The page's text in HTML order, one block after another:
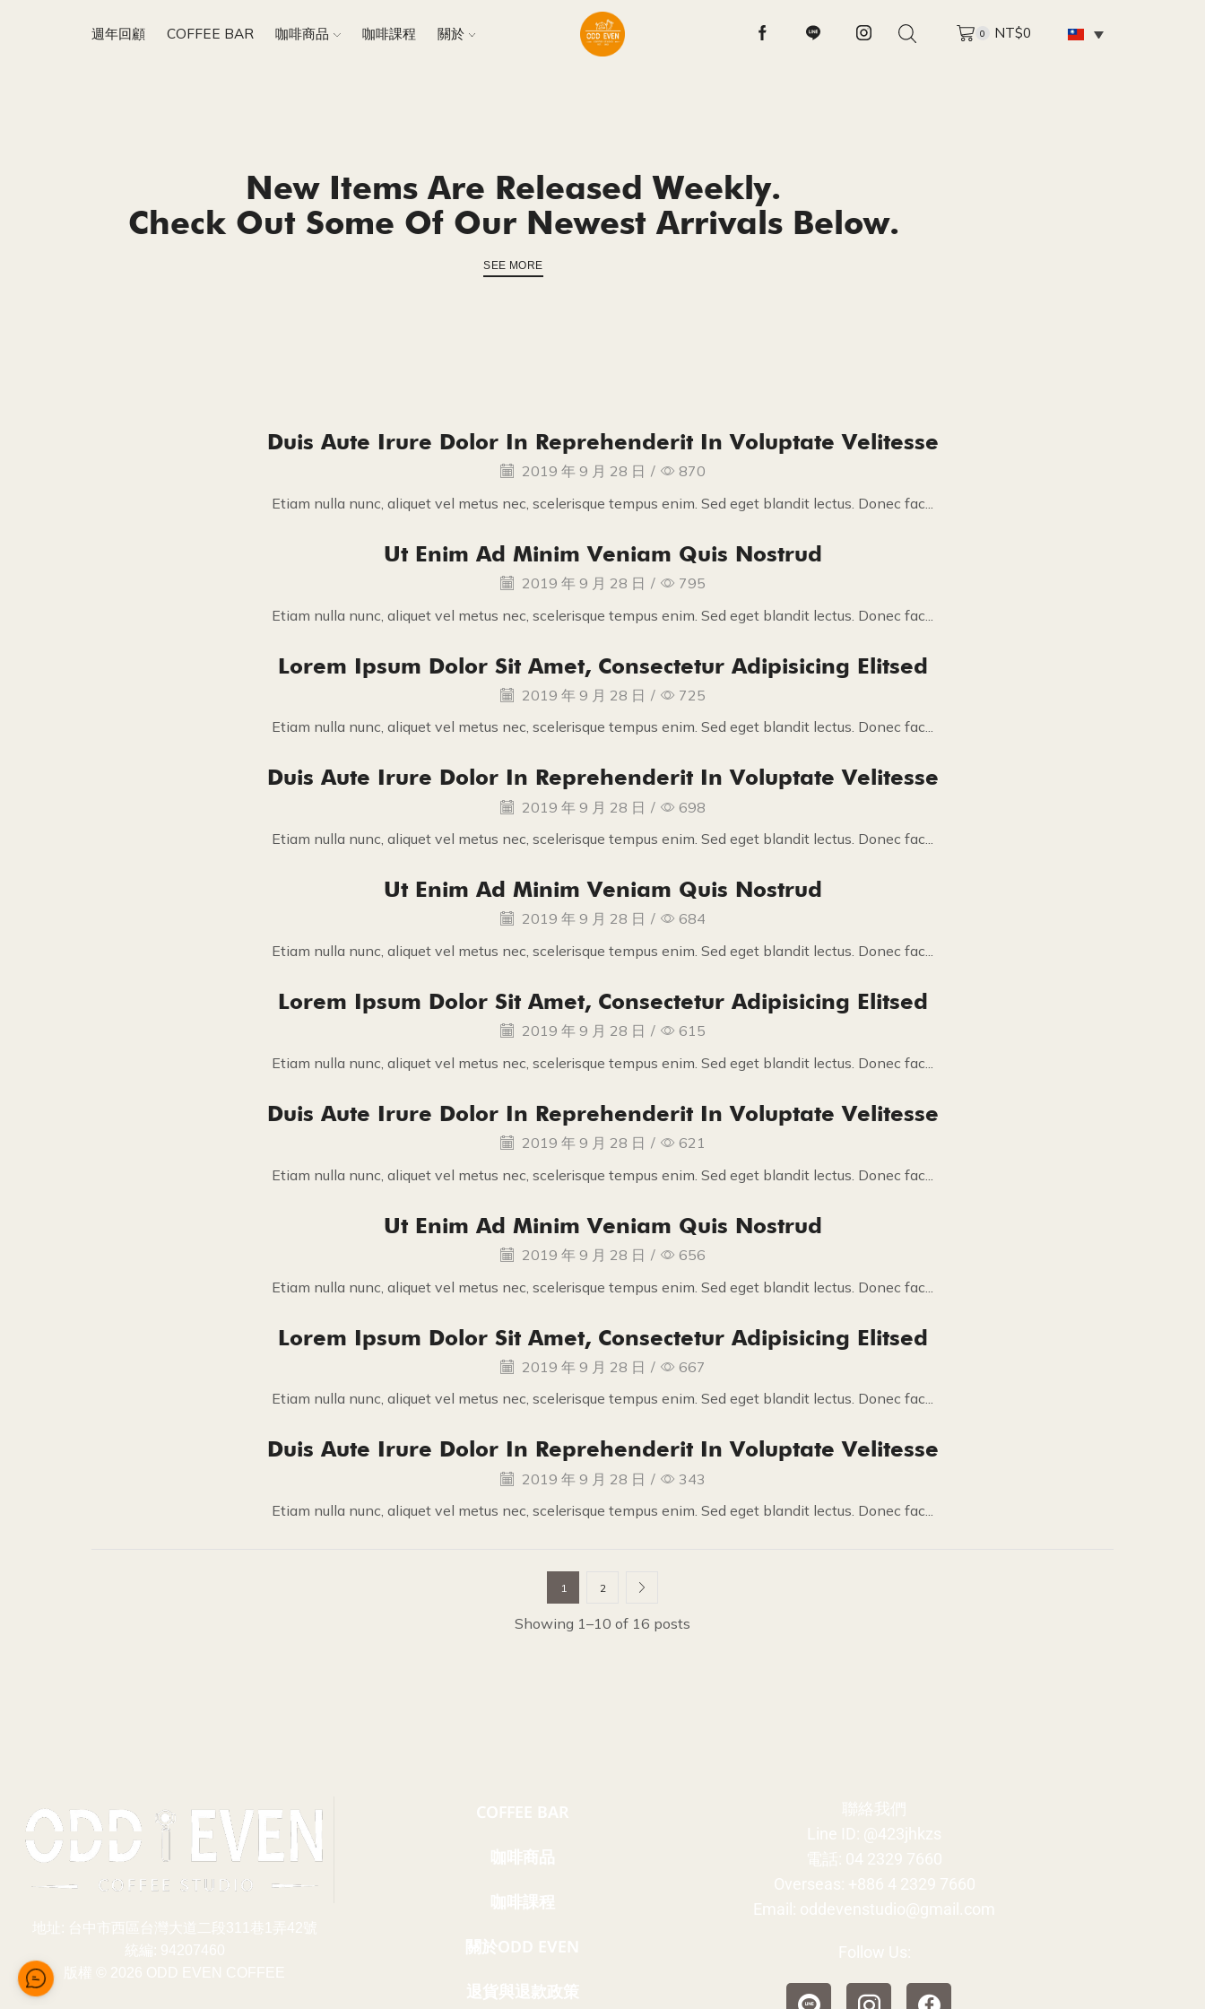
週年回顧 COFFEE BAR 咖啡商品 咖啡課程 關於 0 NT$0
New Items Are Released Weekly.
Check Out Some Of Our Newest Arrivals Below.
SEE MORE
Duis Aute Irure Dolor In Reprehenderit In Voluptate Velitesse
2019 年 9 月 28 日 /
870
Etiam nulla nunc, aliquet vel metus nec, scelerisque tempus enim. Sed eget blandit lectus. Donec fac...
Ut Enim Ad Minim Veniam Quis Nostrud
2019 年 9 月 28 日 /
795
Etiam nulla nunc, aliquet vel metus nec, scelerisque tempus enim. Sed eget blandit lectus. Donec fac...
Lorem Ipsum Dolor Sit Amet, Consectetur Adipisicing Elitsed
2019 年 9 月 28 日 /
725
Etiam nulla nunc, aliquet vel metus nec, scelerisque tempus enim. Sed eget blandit lectus. Donec fac...
Duis Aute Irure Dolor In Reprehenderit In Voluptate Velitesse
2019 年 9 月 28 日 /
698
Etiam nulla nunc, aliquet vel metus nec, scelerisque tempus enim. Sed eget blandit lectus. Donec fac...
Ut Enim Ad Minim Veniam Quis Nostrud
2019 年 9 月 28 日 /
684
Etiam nulla nunc, aliquet vel metus nec, scelerisque tempus enim. Sed eget blandit lectus. Donec fac...
Lorem Ipsum Dolor Sit Amet, Consectetur Adipisicing Elitsed
2019 年 9 月 28 日 /
615
Etiam nulla nunc, aliquet vel metus nec, scelerisque tempus enim. Sed eget blandit lectus. Donec fac...
Duis Aute Irure Dolor In Reprehenderit In Voluptate Velitesse
2019 年 9 月 28 日 /
621
Etiam nulla nunc, aliquet vel metus nec, scelerisque tempus enim. Sed eget blandit lectus. Donec fac...
Ut Enim Ad Minim Veniam Quis Nostrud
2019 年 9 月 28 日 /
656
Etiam nulla nunc, aliquet vel metus nec, scelerisque tempus enim. Sed eget blandit lectus. Donec fac...
Lorem Ipsum Dolor Sit Amet, Consectetur Adipisicing Elitsed
2019 年 9 月 28 日 /
667
Etiam nulla nunc, aliquet vel metus nec, scelerisque tempus enim. Sed eget blandit lectus. Donec fac...
Duis Aute Irure Dolor In Reprehenderit In Voluptate Velitesse
2019 年 9 月 28 日 /
343
Etiam nulla nunc, aliquet vel metus nec, scelerisque tempus enim. Sed eget blandit lectus. Donec fac...
Showing 1–10 of 16 posts
1 2
地址: 台中市西區台灣大道二段311巷1弄42號
統編: 94207460
版權 © 2026 ODD EVEN COFFEE
COFFEE BAR
咖啡商品
咖啡課程
關於ODD EVEN
退貨與退款政策
聯絡我們
Line ID: @423jhkzs
電話: 04 2329 7660
Overseas: +886 4 2329 7660
Email: oddevenstudio@gmail.com
Follow Us: